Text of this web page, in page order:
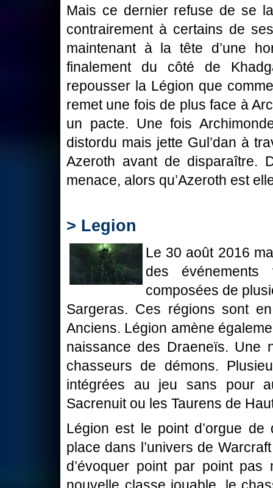
Mais ce dernier refuse de se
contrairement à certains de
maintenant à la tête d’une
finalement du côté de
repousser la Légion que
remet une fois de plus face à
un pacte. Une fois
distordu mais jette Gul’dan à
Azeroth avant de disparaître.
menace, alors qu’Azeroth est
> Legion
Le 30 août 2016
des
composées de
Sargeras. Ces régions sont
Anciens. Légion amène
naissance des Draeneïs. Une
chasseurs de démons.
intégrées au jeu sans pour
Sacrenuit ou les Taurens de
Légion est le point d’orgue
place dans l’univers de
d’évoquer point par point